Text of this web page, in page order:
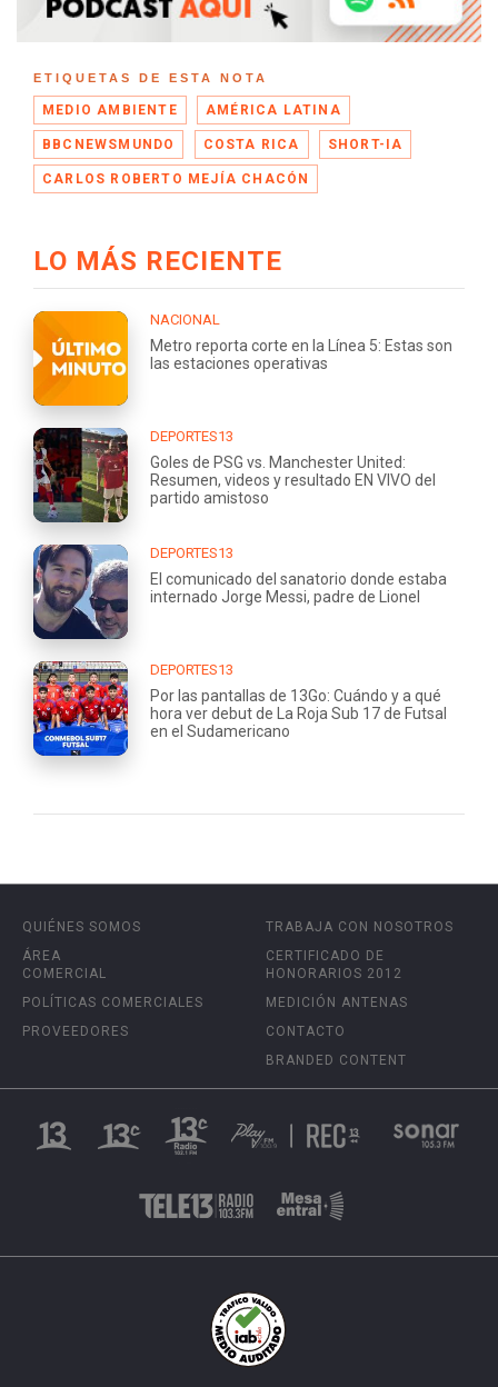
ETIQUETAS DE ESTA NOTA
MEDIO AMBIENTE AMÉRICA LATINA
BBCNEWSMUNDO COSTA RICA SHORT-IA
CARLOS ROBERTO MEJÍA CHACÓN
LO MÁS RECIENTE
NACIONAL
Metro reporta corte en la Línea 5: Estas son
las estaciones operativas
DEPORTES13
Goles de PSG vs. Manchester United:
Resumen, videos y resultado EN VIVO del
partido amistoso
DEPORTES13
El comunicado del sanatorio donde estaba
internado Jorge Messi, padre de Lionel
DEPORTES13
Por las pantallas de 13Go: Cuándo y a qué
hora ver debut de La Roja Sub 17 de Futsal
en el Sudamericano
QUIÉNES SOMOS
ÁREA
COMERCIAL
POLÍTICAS COMERCIALES
PROVEEDORES
TRABAJA CON NOSOTROS
CERTIFICADO DE
HONORARIOS 2012
MEDICIÓN ANTENAS
CONTACTO
BRANDED CONTENT